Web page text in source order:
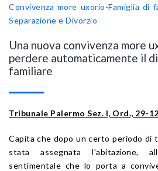
Convivenza more uxorio-Famiglia di
Separazione e Divorzio
Una nuova convivenza more
perdere automaticamente il
familiare
Tribunale Palermo Sez. I, Ord., 29-
Capita che dopo un certo periodo di
stata assegnata l’abitazione,
sentimentale che lo porta a